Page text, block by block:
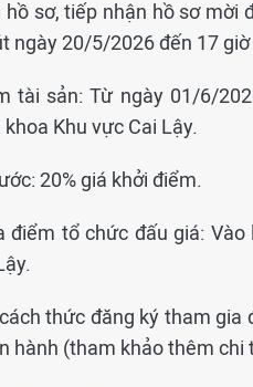
hồ sơ, tiếp nhận hồ sơ mời
ngày 20/5/2026 đến 17
tài sản: Từ ngày 01/6/
Khu vực Cai Lậy.
20% giá khởi điểm.
điểm tổ chức đấu giá:
thức đăng ký tham gia
hành (tham khảo thêm